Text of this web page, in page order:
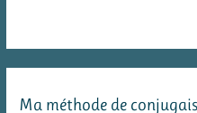
Ma méthode de